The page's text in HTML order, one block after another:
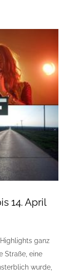
14. April
ganz
Straße, eine
wurde,